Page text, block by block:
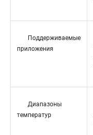
Поддерживаемые
приложения
Диапазоны
температур